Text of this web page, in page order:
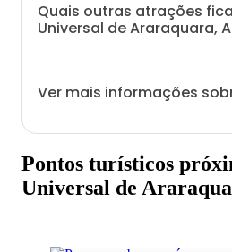
Quais outras atrações
Universal de Araraquara,
Ver mais informações
Pontos turísticos
Universal de